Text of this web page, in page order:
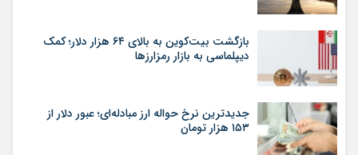
بازگشت بیت‌کوین به بالای ۶۴ هزار دلار؛ کمک
دیپلماسی به بازار رمزارزها
جدیدترین نرخ حواله ارز مبادله‌ای؛ عبور دلار از
۱۵۳ هزار تومان